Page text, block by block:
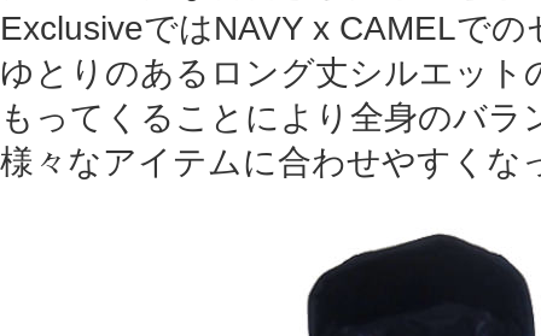
ExclusiveではNAVY x CAMELでの
ゆとりのあるロング丈シルエット
もってくることにより全身のバラ
様々なアイテムに合わせやすくな